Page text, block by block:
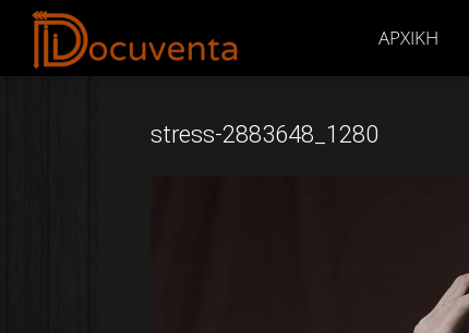
ΑΡΧΙΚΉ
stress-2883648_1280